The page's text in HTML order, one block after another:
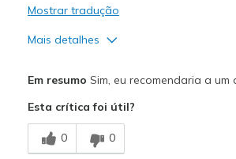
Mostrar tradução
Mais detalhes
Breathe Well
Comfortable
Em resumo Sim, eu recomendaria a um
Esta crítica foi útil?
0 0